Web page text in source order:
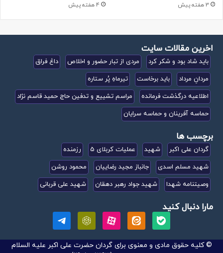
3 هفته پیش 4 هفته پیش
اخرین مقالات سایت
باید شاد بود و شکر کرد مردی از تبار حضور و اخلاص
داغ فراق
مردانِ مرداد
باید برخاست
تیرماهِ پُر ستاره
اطلاعیه درگذشت فرمانده
مراسم تشییع و تدفین حاج حمید قاسم نژاد
حماسه آفرینان و حماسه سرایان
برچسب ها
گردان علی اکبر شهید عملیات کربلای 5
رزمنده
شهید مسلم اسدی
جانباز مجید رضاییان
محمود روشن
وصیتنامه شهدا
شهید جواد رهبر دهقان شهید علی قربانی
مارا دنبال کنید
© کلیه حقوق مادی و معنوی برای گردان حضرت علی اکبر علیه السلام